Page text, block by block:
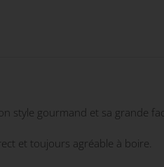
style gourmand et sa grande
et toujours agréable à boire.